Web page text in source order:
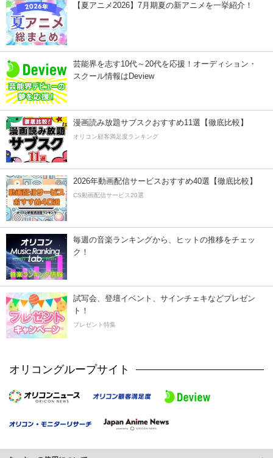
【夏アニメ2026】7月期夏の新アニメを一挙紹介！
芸能界を志す10代～20代を応援！オーディション・
スクール情報はDeview
漫画読み放題サブスクおすすめ11選【徹底比較】
オリコン顧客満足度ランキング
2026年動画配信サービスおすすめ40選【徹底比較】
CS動画配信サービス20選
毎週の音楽ランキングから、ヒットの推移をチェッ
ク！
試写会、登壇イベント、サインチェキなどプレゼン
ト！
プレゼント特集
オリコングループサイト